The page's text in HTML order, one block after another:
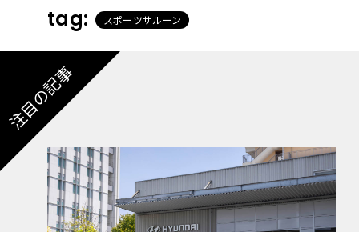
tag: スポーツサルーン
注目の記事